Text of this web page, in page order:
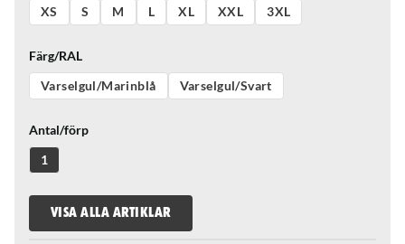
XS
S M L XL XXL 3XL
Färg/RAL
Varselgul/Marinblå
Varselgul/Svart
Antal/förp
1
VISA ALLA ARTIKLAR